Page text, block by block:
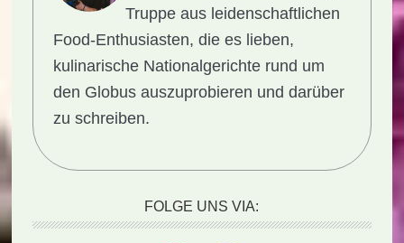
Truppe aus leidenschaftlichen
Food-Enthusiasten, die es lieben,
kulinarische Nationalgerichte rund um
den Globus auszuprobieren und darüber
zu schreiben.
FOLGE UNS VIA: